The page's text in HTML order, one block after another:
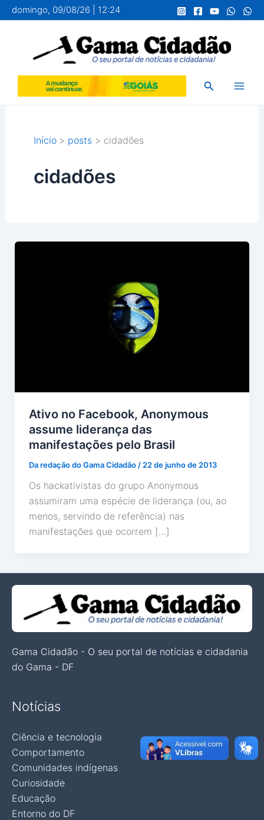
para
conteúdo
domingo, 09/08/26 | 12:24
Pesquisar
Início posts cidadões
cidadões
Ativo no Facebook, Anonymous
assume liderança das
manifestações pelo Brasil
Da redação do Gama Cidadão/22 de junho de 2013
Os hackativistas do grupo Anonymous
assumiram uma espécie de liderança (ou, ao
menos, servindo de referência) nas
manifestações que ocorrem […]
Gama Cidadão - O seu portal de notícias e cidadania
do Gama - DF
Notícias
Ciência e tecnologia
Comportamento
Comunidades indígenas
Curiosidade
Educação
Entorno do DF